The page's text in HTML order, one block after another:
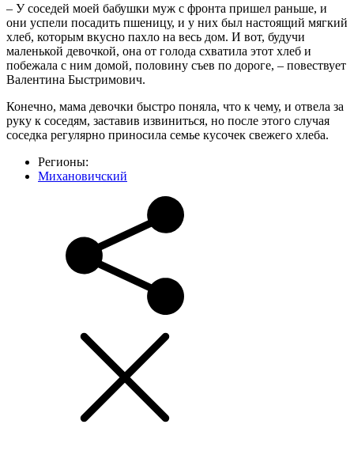
– У соседей моей бабушки муж с фронта пришел раньше, и
они успели посадить пшеницу, и у них был настоящий мягкий
хлеб, которым вкусно пахло на весь дом. И вот, будучи
маленькой девочкой, она от голода схватила этот хлеб и
побежала с ним домой, половину съев по дороге, – повествует
Валентина Быстримович.
Конечно, мама девочки быстро поняла, что к чему, и отвела за
руку к соседям, заставив извиниться, но после этого случая
соседка регулярно приносила семье кусочек свежего хлеба.
Регионы:
Михановичский